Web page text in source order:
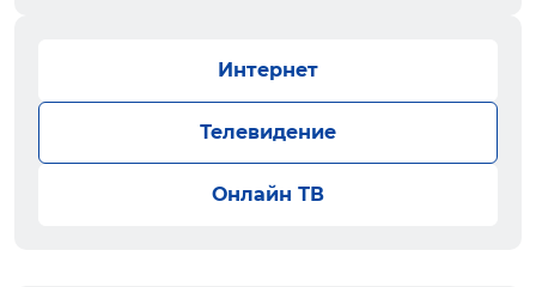
Интернет
Телевидение
Онлайн ТВ